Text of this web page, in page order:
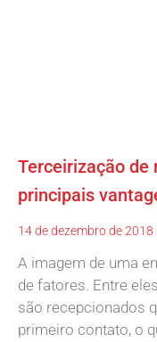
Terceirização de
principais
14 de dezembro de 2018
A imagem de uma
de fatores. Entre
são recepcionados
primeiro contato, o